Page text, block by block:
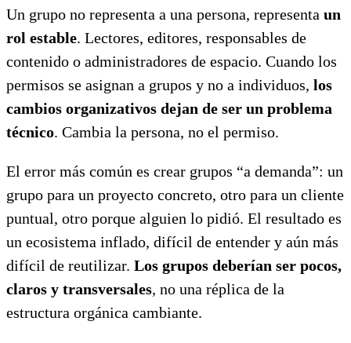
Un grupo no representa a una persona, representa un
rol estable. Lectores, editores, responsables de
contenido o administradores de espacio. Cuando los
permisos se asignan a grupos y no a individuos, los
cambios organizativos dejan de ser un problema
técnico. Cambia la persona, no el permiso.
El error más común es crear grupos “a demanda”: un
grupo para un proyecto concreto, otro para un cliente
puntual, otro porque alguien lo pidió. El resultado es
un ecosistema inflado, difícil de entender y aún más
difícil de reutilizar. Los grupos deberían ser pocos,
claros y transversales, no una réplica de la
estructura orgánica cambiante.